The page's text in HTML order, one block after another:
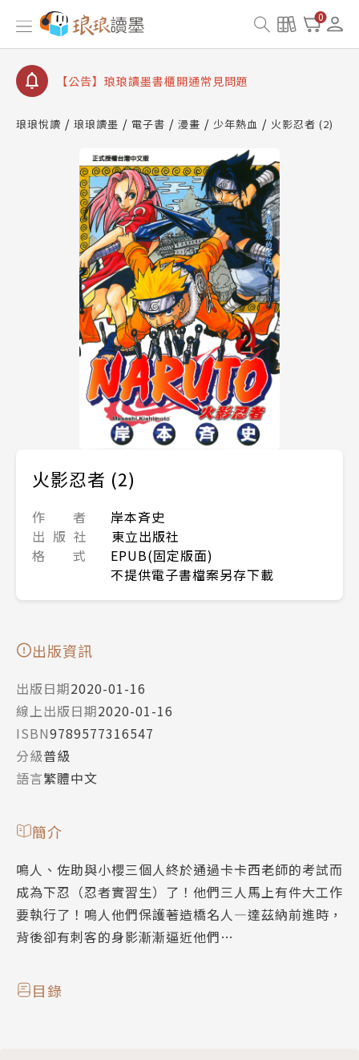
0
【公告】琅琅讀墨數位閱讀資產合併與書櫃開通申請
【公告】琅琅讀墨書櫃開通常見問題
【公告】琅琅讀墨 3 分鐘完成書櫃開通與資產合併申
請圖文教學
查詢
琅琅悅讀 琅琅讀墨 電子書 漫畫 少年熱血 火影忍者 (2)
火影忍者 (2)
作 者
岸本斉史
出 版 社
東立出版社
格 式
EPUB(固定版面)
不提供電子書檔案另存下載
出版資訊
出版日期2020-01-16
線上出版日期2020-01-16
ISBN9789577316547
分級普級
語言繁體中文
簡介
鳴人、佐助與小櫻三個人終於通過卡卡西老師的考試而
成為下忍（忍者實習生）了！他們三人馬上有件大工作
要執行了！鳴人他們保護著造橋名人—達茲納前進時，
背後卻有刺客的身影漸漸逼近他們…
目錄